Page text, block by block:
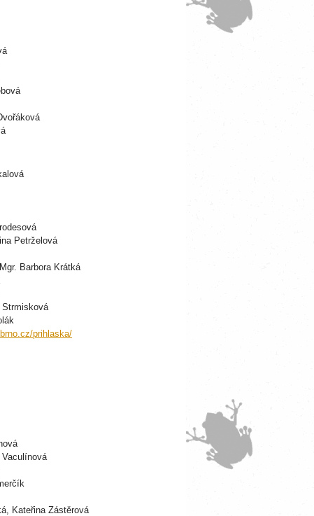
Petrželová
Barbora Krátká
Strmisková
prihlaska/
Kateřina Zástěrová